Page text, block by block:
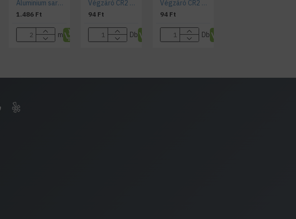
Aluminium sarok LED profil CR2 ezüst színű eloxált víztiszta fedővel
1.486 Ft
m
Végzáró CR2 profilhoz "lyukas"
94 Ft
Db
Végzáró CR2 profilhoz teli
94 Ft
Db